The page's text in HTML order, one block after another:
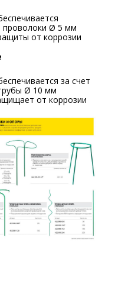
проволоки Ø 5 мм
от коррозии
за счет
Ø 10 мм
от коррозии